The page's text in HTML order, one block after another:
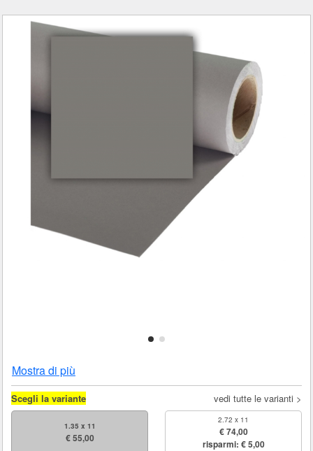
Mostra di più
Scegli la variante vedi tutte le varianti >
1.35 x 11
€ 55,00
2.72 x 11
€ 74,00
risparmi: € 5,00